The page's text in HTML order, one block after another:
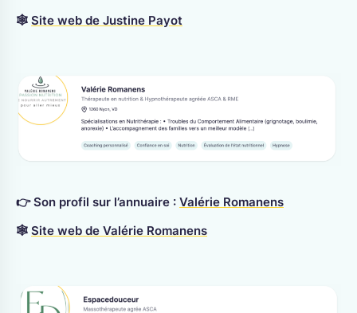
🕸 Site web de Justine Payot
👉 Son profil sur l’annuaire : Valérie Romanens
🕸 Site web de Valérie Romanens